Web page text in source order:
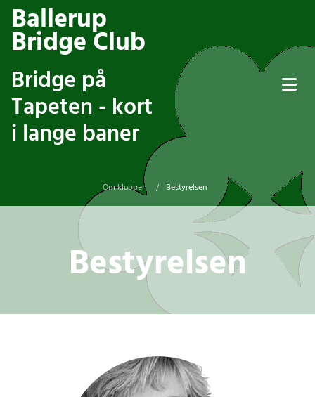
Ballerup
Bridge Club
Bridge på
Tapeten - kort
i lange baner
Om klubben / Bestyrelsen
Bestyrelsen